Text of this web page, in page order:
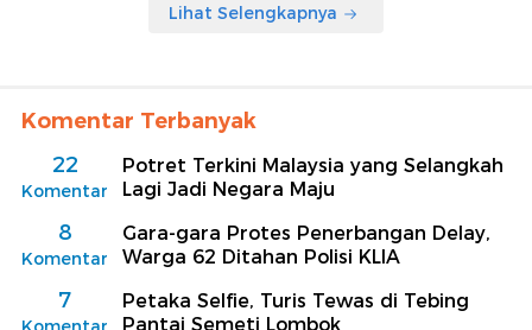
Lihat Selengkapnya
Komentar Terbanyak
22
Komentar
Potret Terkini Malaysia yang Selangkah
Lagi Jadi Negara Maju
8
Komentar
Gara-gara Protes Penerbangan Delay,
Warga 62 Ditahan Polisi KLIA
7
Petaka Selfie, Turis Tewas di Tebing
Pantai Semeti Lombok